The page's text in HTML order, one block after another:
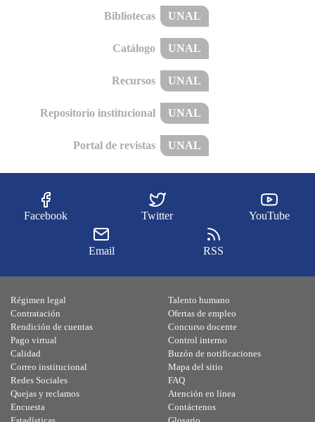
Bibliotecas UNAL
Catálogo UNAL
Recursos UNAL
Repositorio institucional UNAL
Portal de revistas UNAL
Facebook Twitter YouTube
Email RSS
Régimen legal
Contratación
Rendición de cuentas
Pago virtual
Calidad
Talento humano
Ofertas de empleo
Concurso docente
Control interno
Buzón de notificaciones
Correo institucional
Redes Sociales
Quejas y reclamos
Encuesta
Mapa del sitio
FAQ
Atención en línea
Contáctenos